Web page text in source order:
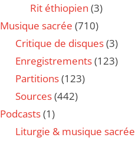
Rit éthiopien (3)
Musique sacrée (710)
Critique de disques(3)
Enregistrements(123)
Partitions(123)
Sources(442)
Podcasts(1)
Liturgie & musique sacrée